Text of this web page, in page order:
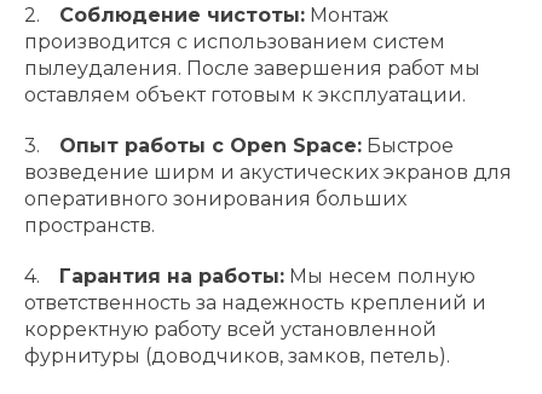
2. Соблюдение чистоты: Монтаж
производится с использованием систем
пылеудаления. После завершения работ мы
оставляем объект готовым к эксплуатации.
3. Опыт работы с Open Space: Быстрое
возведение ширм и акустических экранов для
оперативного зонирования больших
пространств.
4. Гарантия на работы: Мы несем полную
ответственность за надежность креплений и
корректную работу всей установленной
фурнитуры (доводчиков, замков, петель).